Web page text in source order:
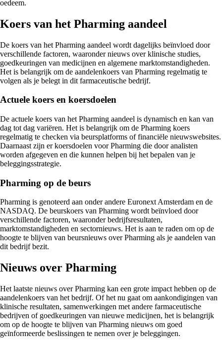
oedeem.
Koers van het Pharming aandeel
De koers van het Pharming aandeel wordt dagelijks beïnvloed door
verschillende factoren, waaronder nieuws over klinische studies,
goedkeuringen van medicijnen en algemene marktomstandigheden.
Het is belangrijk om de aandelenkoers van Pharming regelmatig te
volgen als je belegt in dit farmaceutische bedrijf.
Actuele koers en koersdoelen
De actuele koers van het Pharming aandeel is dynamisch en kan van
dag tot dag variëren. Het is belangrijk om de Pharming koers
regelmatig te checken via beursplatforms of financiële nieuwswebsites.
Daarnaast zijn er koersdoelen voor Pharming die door analisten
worden afgegeven en die kunnen helpen bij het bepalen van je
beleggingsstrategie.
Pharming op de beurs
Pharming is genoteerd aan onder andere Euronext Amsterdam en de
NASDAQ. De beurskoers van Pharming wordt beïnvloed door
verschillende factoren, waaronder bedrijfsresultaten,
marktomstandigheden en sectornieuws. Het is aan te raden om op de
hoogte te blijven van beursnieuws over Pharming als je aandelen van
dit bedrijf bezit.
Nieuws over Pharming
Het laatste nieuws over Pharming kan een grote impact hebben op de
aandelenkoers van het bedrijf. Of het nu gaat om aankondigingen van
klinische resultaten, samenwerkingen met andere farmaceutische
bedrijven of goedkeuringen van nieuwe medicijnen, het is belangrijk
om op de hoogte te blijven van Pharming nieuws om goed
geïnformeerde beslissingen te nemen over je beleggingen.